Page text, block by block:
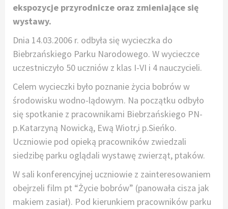
ekspozycje przyrodnicze oraz zmieniające się
wystawy.
Dnia 14.03.2006 r. odbyła się wycieczka do
Biebrzańskiego Parku Narodowego. W wycieczce
uczestniczyło 50 uczniów z klas I-VI i 4 nauczycieli.
Celem wycieczki było poznanie życia bobrów w
środowisku wodno-lądowym. Na początku odbyło
się spotkanie z pracownikami Biebrzańskiego PN-
p.Katarzyną Nowicką, Ewą Wiotr,i p.Sieńko.
Uczniowie pod opieką pracowników zwiedzali
siedzibę parku oglądali wystawę zwierząt, ptaków.
W sali konferencyjnej uczniowie z zainteresowaniem
obejrzeli film pt “Życie bobrów” (panowała cisza jak
makiem zasiał). Pod kierunkiem pracowników parku